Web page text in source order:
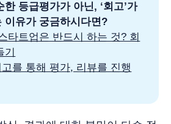
한 등급평가가 아닌, ‘회고’가
이유가 궁금하시다면?
타트업은 반드시 하는 것? 회
고를 통해 평가, 리뷰를 진행